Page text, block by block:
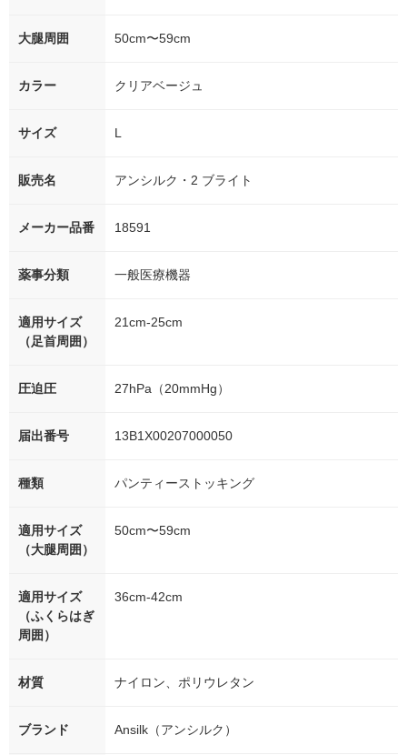
大腿周囲 50cm〜59cm
カラー クリアベージュ
サイズ L
販売名 アンシルク・2 ブライト
メーカー品番 18591
薬事分類 一般医療機器
適用サイズ
（足首周囲）
21cm-25cm
圧迫圧 27hPa（20mmHg）
届出番号 13B1X00207000050
種類 パンティーストッキング
適用サイズ
（大腿周囲）
50cm〜59cm
適用サイズ
（ふくらはぎ
周囲）
36cm-42cm
材質 ナイロン、ポリウレタン
ブランド Ansilk（アンシルク）